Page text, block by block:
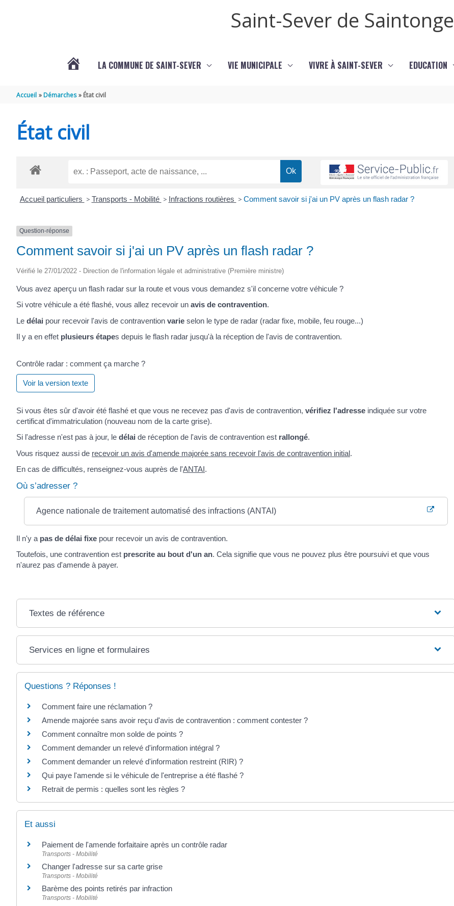
Saint-Sever de Saintonge
SAINTONGE
LA COMMUNE DE SAINT-SEVER VIE MUNICIPALE VIVRE À SAINT-SEVER EDUCATION
Accueil Démarches État civil
État civil
Accueil particuliers > Transports - Mobilité > Infractions routières > Comment savoir si j'ai un PV après un flash radar ?
Question-réponse
Comment savoir si j'ai un PV après un flash radar ?
Vérifié le 27/01/2022 - Direction de l'information légale et administrative (Première ministre)
Vous avez aperçu un flash radar sur la route et vous vous demandez s'il concerne votre véhicule ?
Si votre véhicule a été flashé, vous allez recevoir un avis de contravention.
Le délai pour recevoir l'avis de contravention varie selon le type de radar (radar fixe, mobile, feu rouge...)
Il y a en effet plusieurs étapes depuis le flash radar jusqu'à la réception de l'avis de contravention.
Contrôle radar : comment ça marche ?
Voir la version texte
Si vous êtes sûr d'avoir été flashé et que vous ne recevez pas d'avis de contravention, vérifiez l'adresse indiquée sur votre
certificat d'immatriculation (nouveau nom de la carte grise).
Si l'adresse n'est pas à jour, le délai de réception de l'avis de contravention est rallongé.
Vous risquez aussi de recevoir un avis d'amende majorée sans recevoir l'avis de contravention initial.
En cas de difficultés, renseignez-vous auprès de l'ANTAI.
Où s’adresser ?
Agence nationale de traitement automatisé des infractions (ANTAI)
Il n'y a pas de délai fixe pour recevoir un avis de contravention.
Toutefois, une contravention est prescrite au bout d'un an. Cela signifie que vous ne pouvez plus être poursuivi et que vous
n'aurez pas d'amende à payer.
Textes de référence
Services en ligne et formulaires
Questions ? Réponses !
Comment faire une réclamation ?
Amende majorée sans avoir reçu d'avis de contravention : comment contester ?
Comment connaître mon solde de points ?
Comment demander un relevé d'information intégral ?
Comment demander un relevé d'information restreint (RIR) ?
Qui paye l'amende si le véhicule de l'entreprise a été flashé ?
Retrait de permis : quelles sont les règles ?
Et aussi
Paiement de l'amende forfaitaire après un contrôle radar
Transports - Mobilité
Changer l'adresse sur sa carte grise
Transports - Mobilité
Barème des points retirés par infraction
Transports - Mobilité